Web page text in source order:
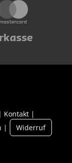
Kontakt
Widerruf